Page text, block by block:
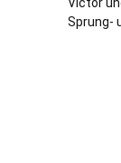
Sprung-